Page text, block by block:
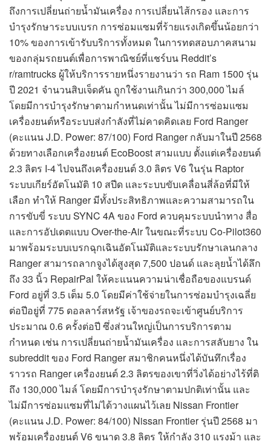
ถึงการเปลี่ยนถ่ายน้ำมันเครื่อง การเปลี่ยนไส้กรอง และการ
บำรุงรักษาระบบเบรก การซ่อมแซมที่ร้ายแรงเกิดขึ้นน้อยกว่า
10% ของการเข้ารับบริการทั้งหมด ในการทดสอบภาคสนาม
ของกลุ่มรถยนต์เพื่อการพาณิชย์ที่แชร์บน Reddit’s
r/ramtrucks ผู้ให้บริการรายหนึ่งรายงานว่า รถ Ram 1500 รุ่น
ปี 2021 จำนวนสิบเจ็ดคัน ถูกใช้งานเกินกว่า 300,000 ไมล์
โดยมีการบำรุงรักษาตามกำหนดเท่านั้น ไม่มีการซ่อมแซม
เครื่องยนต์หรือระบบส่งกำลังที่ไม่คาดคิดเลย Ford Ranger
(คะแนน J.D. Power: 87/100) Ford Ranger กลับมาในปี 2568
ด้วยทางเลือกเครื่องยนต์ EcoBoost สามแบบ ตั้งแต่เครื่องยนต์
2.3 ลิตร I-4 ไปจนถึงเครื่องยนต์ 3.0 ลิตร V6 ในรุ่น Raptor
ระบบเกียร์อัตโนมัติ 10 สปีด และระบบขับเคลื่อนสี่ล้อที่มีให้
เลือก ทำให้ Ranger มีทั้งประสิทธิภาพและความสามารถใน
การขับขี่ ระบบ SYNC 4A ของ Ford ควบคุมระบบนำทาง สื่อ
และการอัปเดตแบบ Over-the-Air ในขณะที่ระบบ Co-Pilot360
มาพร้อมระบบเบรกฉุกเฉินอัตโนมัติและระบบรักษาเลนกลาง
Ranger สามารถลากจูงได้สูงสุด 7,500 ปอนด์ และลุยน้ำได้ลึก
ถึง 33 นิ้ว RepairPal ให้คะแนนความน่าเชื่อถือของแบรนด์
Ford อยู่ที่ 3.5 เต็ม 5.0 โดยมีค่าใช้จ่ายในการซ่อมบำรุงเฉลี่ย
ต่อปีอยู่ที่ 775 ดอลลาร์สหรัฐ เจ้าของรถจะเข้าศูนย์บริการ
ประมาณ 0.6 ครั้งต่อปี ซึ่งส่วนใหญ่เป็นการบริการตาม
กำหนด เช่น การเปลี่ยนถ่ายน้ำมันเครื่อง และการสลับยาง ใน
subreddit ของ Ford Ranger สมาชิกคนหนึ่งได้บันทึกเรื่อง
ราวรถ Ranger เครื่องยนต์ 2.3 ลิตรของเขาที่วิ่งได้อย่างไร้ที่ติ
ถึง 130,000 ไมล์ โดยมีการบำรุงรักษาตามปกติเท่านั้น และ
ไม่มีการซ่อมแซมที่ไม่ได้วางแผนไว้เลย Nissan Frontier
(คะแนน J.D. Power: 84/100) Nissan Frontier รุ่นปี 2568 มา
พร้อมเครื่องยนต์ V6 ขนาด 3.8 ลิตร ให้กำลัง 310 แรงม้า และ